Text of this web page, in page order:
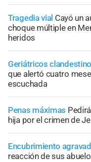
Tragedia vial Cayó un
choque múltiple en
heridos
Geriátricos
que alertó cuatro
escuchada
Penas máximas
hija por el crimen de
Encubrimiento
reacción de sus